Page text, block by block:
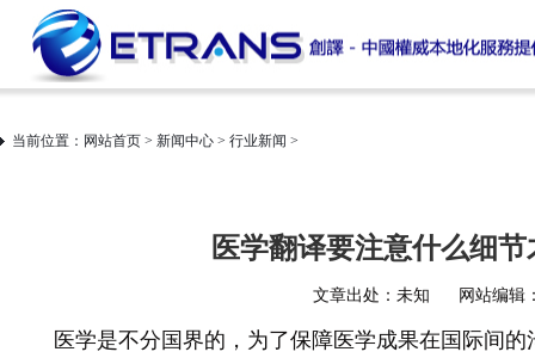
当前位置： 网站首页 > 新闻中心 > 行业新闻 >
医学翻译要注意什么细
文章出处：未知 网站编辑
医学是不分国界的，为了保障医学成果在国际间的